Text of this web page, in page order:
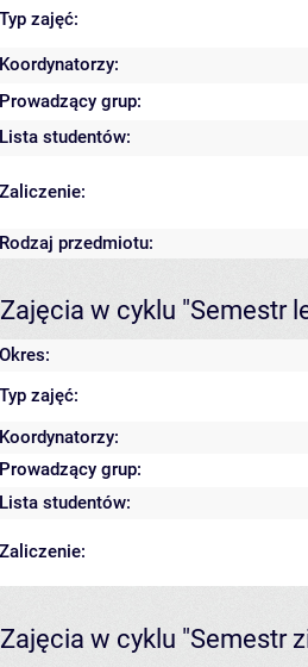
Typ zajęć:
Koordynatorzy:
Prowadzący grup:
Lista studentów:
Zaliczenie:
Rodzaj przedmiotu:
Zajęcia w cyklu "Semestr
Okres:
Typ zajęć:
Koordynatorzy:
Prowadzący grup:
Lista studentów:
Zaliczenie:
Zajęcia w cyklu "Semestr